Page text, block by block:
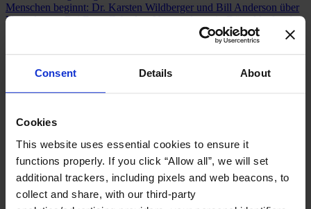
Consent Details About
Cookies
This website uses essential cookies to ensure it
functions properly. If you click “Allow all”, we will set
additional trackers, including pixels and web beacons, to
collect and share, with our third-party
Menschen beginnt: Dr. Karsten Wildberger und Bill Anderson über
VeränderungBei Egon Zehnders Veranstaltung in Düsseldorf trafen
Dr. Karsten Wildberger, Bundesminister für Digitales und
Staatsmodernisierung, und Bill Anderson von Bayer aufeinander.
The CEO Response1.235 CEOs weltweit teilen ihre Ansichten
darüber, wie sie die größten Herausforderungen meistern, denen sie
Join Us
Impact for a Better World
Careers